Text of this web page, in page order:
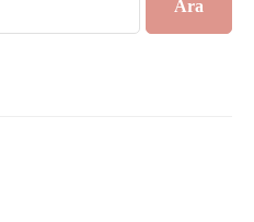
Ara